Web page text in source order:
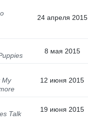
24 апреля 2015
8 мая 2015
My
12 июня 2015
Talk
19 июня 2015